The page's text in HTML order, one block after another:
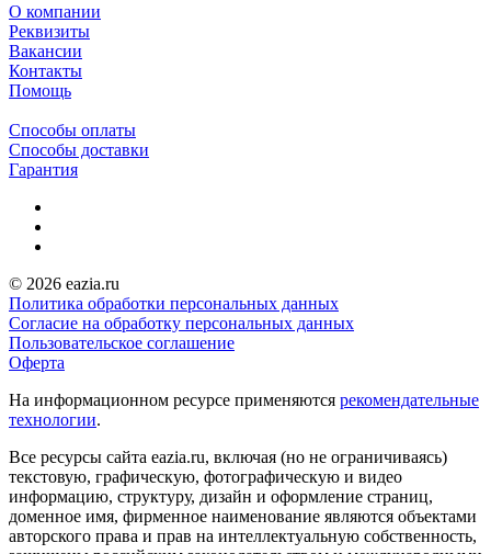
О компании
Реквизиты
Вакансии
Контакты
Помощь
Способы оплаты
Способы доставки
Гарантия
© 2026 eazia.ru
Политика обработки персональных данных
Согласие на обработку персональных данных
Пользовательское соглашение
Оферта
На информационном ресурсе применяются рекомендательные
технологии.
Все ресурсы сайта eazia.ru, включая (но не ограничиваясь)
текстовую, графическую, фотографическую и видео
информацию, структуру, дизайн и оформление страниц,
доменное имя, фирменное наименование являются объектами
авторского права и прав на интеллектуальную собственность,